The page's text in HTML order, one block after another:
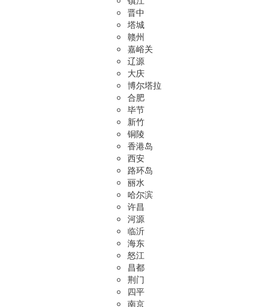
晋中
塔城
赣州
嘉峪关
辽源
大庆
博尔塔拉
合肥
毕节
新竹
铜陵
香港岛
西安
路环岛
丽水
哈尔滨
许昌
河源
临沂
海东
怒江
昌都
荆门
四平
南京